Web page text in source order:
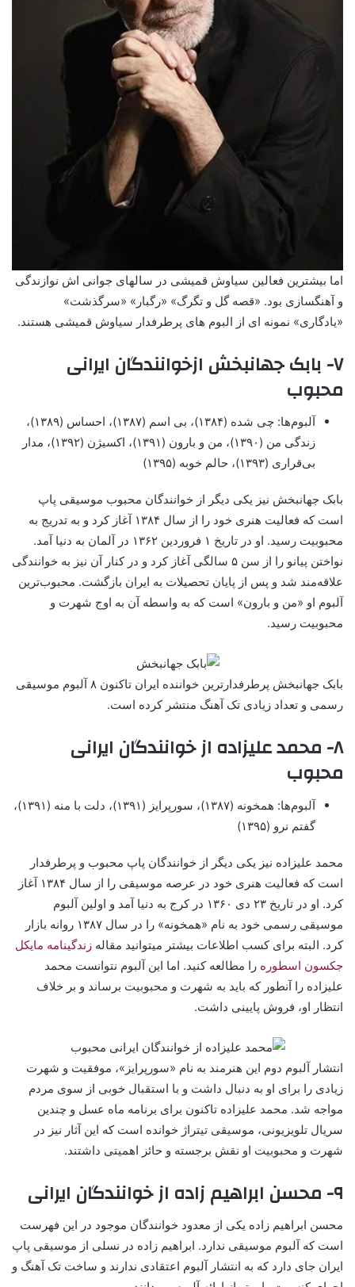
اما بیشترین فعالین سیاوش قمیشی در سالهای جوانی اش نوازندگی
و آهنگسازی بود. «قصه گل و تگرگ» «رگبار» «سرگذشت»
«یادگاری» نمونه ای از البوم های پرطرفدار سیاوش قمیشی هستند.
۷- بابک جهانبخش ازخوانندگان ایرانی
محبوب
آلبوم‌ها: چی شده (۱۳۸۴)، بی اسم (۱۳۸۷)، احساس (۱۳۸۹)،
زندگی من (۱۳۹۰)، من و بارون (۱۳۹۱)، اکسیژن (۱۳۹۲)، مدار
بی‌قراری (۱۳۹۳)، حالم خوبه (۱۳۹۵)
بابک جهانبخش نیز یکی دیگر از خوانندگان محبوب موسیقی پاپ
است که فعالیت هنری خود را از سال ۱۳۸۴ آغاز کرد و به تدریج به
محبوبیت رسید. او در تاریخ ۱ فروردین ۱۳۶۲ در آلمان به دنیا آمد.
نواختن پیانو را از سن ۵ سالگی آغاز کرد و در کنار آن نیز به خوانندگی
علاقه‌مند شد و پس از پایان تحصیلات به ایران بازگشت. محبوب‌ترین
آلبوم او «من و بارون» است که به واسطه آن به اوج شهرت و
محبوبیت رسید.
بابک جهانبخش پرطرفدارترین خواننده ایران تاکنون ۸ آلبوم موسیقی
رسمی و تعداد زیادی تک آهنگ منتشر کرده است.
۸- محمد علیزاده از خوانندگان ایرانی
محبوب
آلبوم‌ها: همخونه (۱۳۸۷)، سورپرایز (۱۳۹۱)، دلت با منه (۱۳۹۱)،
گفتم نرو (۱۳۹۵)
محمد علیزاده نیز یکی دیگر از خوانندگان پاپ محبوب و پرطرفدار
است که فعالیت هنری خود در عرصه موسیقی را از سال ۱۳۸۴ آغاز
کرد. او در تاریخ ۲۳ دی ۱۳۶۰ در کرج به دنیا آمد و اولین آلبوم
موسیقی رسمی خود به نام «همخونه» را در سال ۱۳۸۷ روانه بازار
کرد. البته برای کسب اطلاعات بیشتر میتوانید مقاله زندگینامه مایکل
جکسون اسطوره را مطالعه کنید. اما این آلبوم نتوانست محمد
علیزاده را آنطور که باید به شهرت و محبوبیت برساند و بر خلاف
انتظار او، فروش پایینی داشت.
انتشار آلبوم دوم این هنرمند به نام «سورپرایز»، موفقیت و شهرت
زیادی را برای او به دنبال داشت و با استقبال خوبی از سوی مردم
مواجه شد. محمد علیزاده تاکنون برای برنامه ماه عسل و چندین
سریال تلویزیونی، موسیقی تیتراژ خوانده است که این آثار نیز در
شهرت و محبوبیت او نقش برجسته و حائز اهمیتی داشتند.
۹- محسن ابراهیم زاده از خوانندگان ایرانی
محسن ابراهیم زاده یکی از معدود خوانندگان موجود در این فهرست
است که آلبوم موسیقی ندارد. ابراهیم زاده در نسلی از موسیقی پاپ
ایران جای دارد که به انتشار آلبوم اعتقادی ندارند و ساخت تک آهنگ و